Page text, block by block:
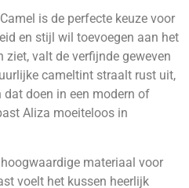
is de perfecte keuze voor
en stijl wil toevoegen aan het
ziet, valt de verfijnde geweven
camel­tint straalt rust uit,
doen in een modern of
Aliza moeiteloos in
materiaal voor
voelt het kussen heerlijk